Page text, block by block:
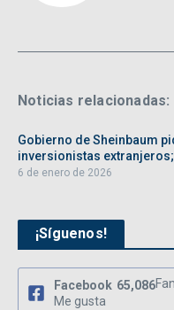
Noticias relacionadas:
Gobierno de Sheinbaum
inversionistas extranjeros;
6 de enero de 2026
¡Síguenos!
Facebook 65,086
Me gusta